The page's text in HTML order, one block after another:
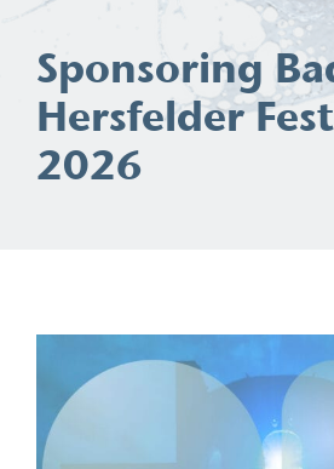
Studierende
Sponsoring
Hersfelder
2026